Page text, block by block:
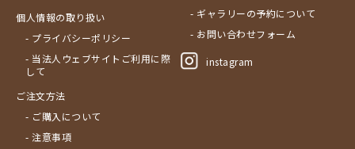
個人情報の取り扱い
- プライバシーポリシー
- 当法人ウェブサイトご利用に際
して
ご注文方法
- ご購入について
- 注意事項
- ギャラリーの予約について
- お問い合わせフォーム
instagram